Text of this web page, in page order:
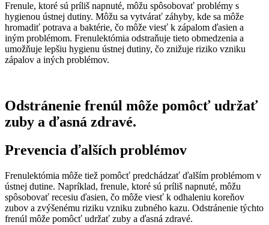
Frenule, ktoré sú príliš napnuté, môžu spôsobovať problémy s
hygienou ústnej dutiny. Môžu sa vytvárať záhyby, kde sa môže
hromadiť potrava a baktérie, čo môže viesť k zápalom ďasien a
iným problémom. Frenulektómia odstraňuje tieto obmedzenia a
umožňuje lepšiu hygienu ústnej dutiny, čo znižuje riziko vzniku
zápalov a iných problémov.
Odstránenie frenúl môže pomôcť udržať
zuby a ďasná zdravé.
Prevencia ďalších problémov
Frenulektómia môže tiež pomôcť predchádzať ďalším problémom v
ústnej dutine. Napríklad, frenule, ktoré sú príliš napnuté, môžu
spôsobovať recesiu ďasien, čo môže viesť k odhaleniu koreňov
zubov a zvýšenému riziku vzniku zubného kazu. Odstránenie týchto
frenúl môže pomôcť udržať zuby a ďasná zdravé.